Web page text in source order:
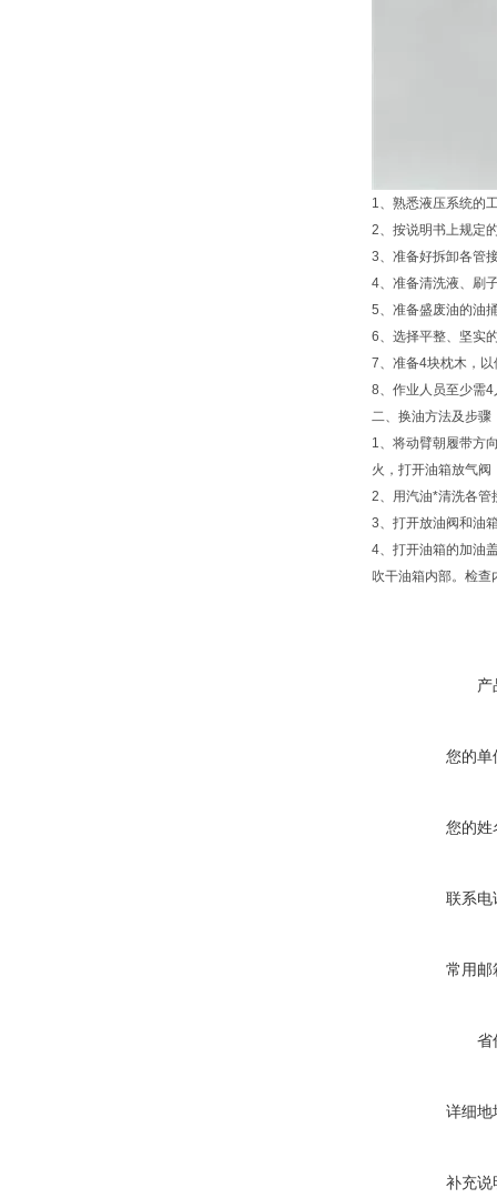
1、熟悉液压系统的
2、按说明书上规定
3、准备好拆卸各管
4、准备清洗液、刷
5、准备盛废油的油
6、选择平整、坚实
7、准备4块枕木，
8、作业人员至少需
二、换油方法及步骤
1、将动臂朝履带方
火，打开油箱放气
2、用汽油*清洗各管
3、打开放油阀和油
4、打开油箱的加油
吹干油箱内部。检
产
您的单
您的姓
联系电
常用邮
省
详细地
补充说